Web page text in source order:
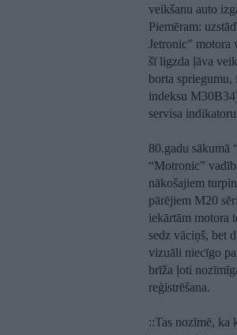
veikšanu auto
Piemēram:
Jetronic” motora
šī ligzda ļāva
borta spriegumu,
indeksu
servisa
80.gadu sākumā
“Motronic”
nākošajiem
pārējiem M20
iekārtām motora
sedz vāciņš, bet
vizuāli niecīgo
brīža ļoti
reģistrēšana.
::Tas nozīmē, ka